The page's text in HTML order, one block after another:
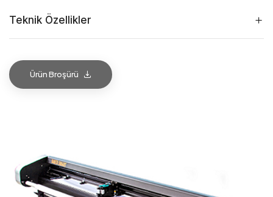
Teknik Özellikler
Ürün Broşürü